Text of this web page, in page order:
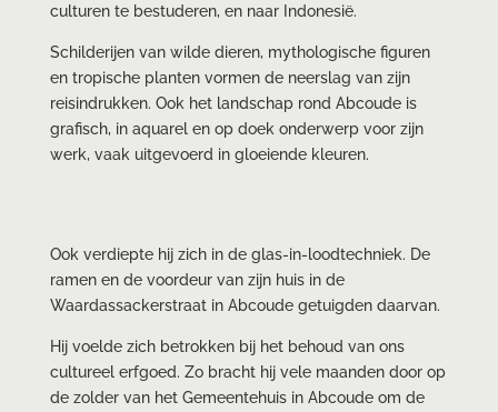
culturen te bestuderen, en naar Indonesië.
Schilderijen van wilde dieren, mythologische figuren
en tropische planten vormen de neerslag van zijn
reisindrukken. Ook het landschap rond Abcoude is
grafisch, in aquarel en op doek onderwerp voor zijn
werk, vaak uitgevoerd in gloeiende kleuren.
Ook verdiepte hij zich in de glas-in-loodtechniek. De
ramen en de voordeur van zijn huis in de
Waardassackerstraat in Abcoude getuigden daarvan.
Hij voelde zich betrokken bij het behoud van ons
cultureel erfgoed. Zo bracht hij vele maanden door op
de zolder van het Gemeentehuis in Abcoude om de